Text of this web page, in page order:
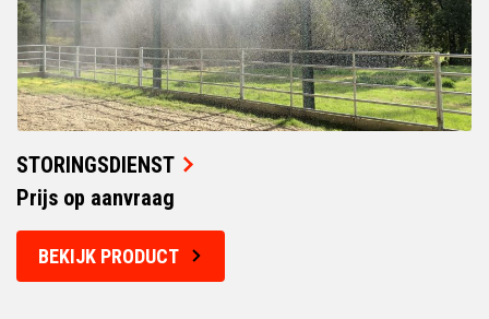
STORINGSDIENST
Prijs op aanvraag
BEKIJK PRODUCT